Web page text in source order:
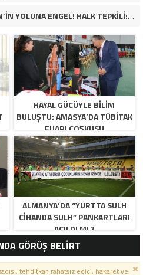
FERHAT İLE YETER ARTIK ŞİRİN’İN YOLUNA ENGEL! HALK TEPKİLİ: “YOLU KAPATMAK ÇÖZÜM DEĞİL, GÖREVİNİ YAP!”
HAYAL GÜCÜYLE BILIM
BULUŞTU: AMASYA’DA TÜBİTAK
FUARI COŞKUSU
ALMANYA’DA “YURTTA SULH
CIHANDA SULH” PANKARTLARI
AÇILDI MI ?
GÖRÜŞ BELİRT
tehditkar, rahatsız edici, hakaret ve